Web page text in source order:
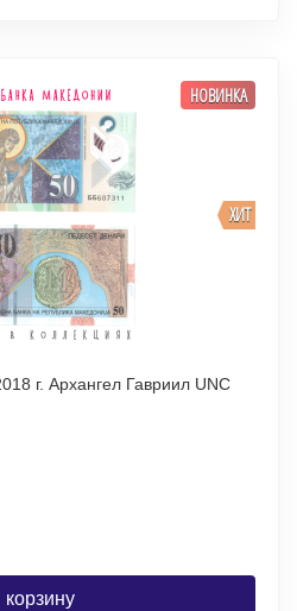
ХИТ
НОВИНКА
г. Архангел Гавриил UNC
корзину